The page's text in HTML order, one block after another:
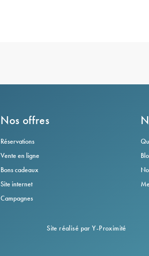
Nos offres
Réservations
Vente en ligne
Bons cadeaux
Site internet
Campagnes
Site réalisé par Y-Proximité